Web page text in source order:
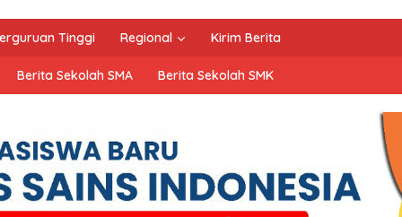
Tinggi Regional Kirim Berita
Berita Sekolah SMA Berita Sekolah SMK